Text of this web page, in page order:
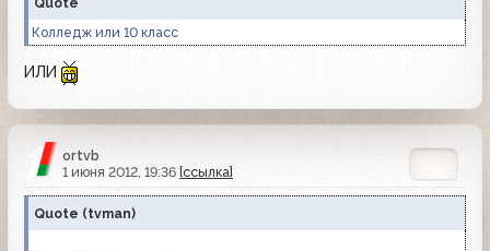
Колледж или 10 класс
ИЛИ
ortvb
1 июня 2012, 19:36 [ссылка]
Quote (tvman)